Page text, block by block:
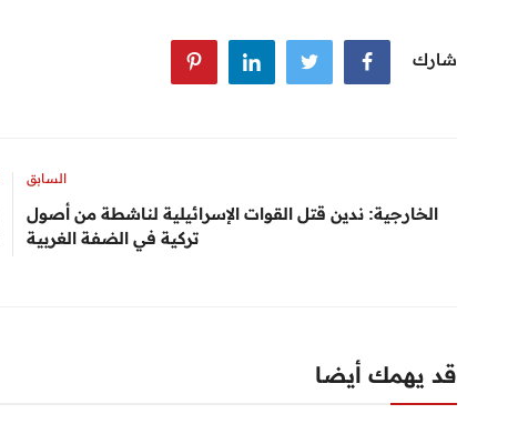
شارك
السابق
الخارجية: ندين قتل القوات الإسرائيلية لناشطة من أصول
تركية في الضفة الغربية
قد يهمك أيضا